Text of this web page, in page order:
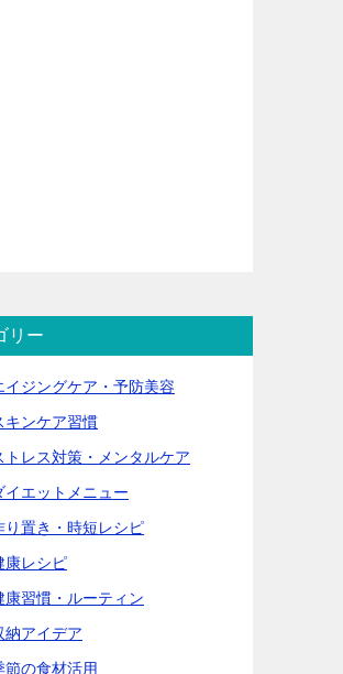
リー
イジングケア・予防美容
キンケア習慣
トレス対策・メンタルケア
イエットメニュー
り置き・時短レシピ
康レシピ
康習慣・ルーティン
納アイデア
節の食材活用